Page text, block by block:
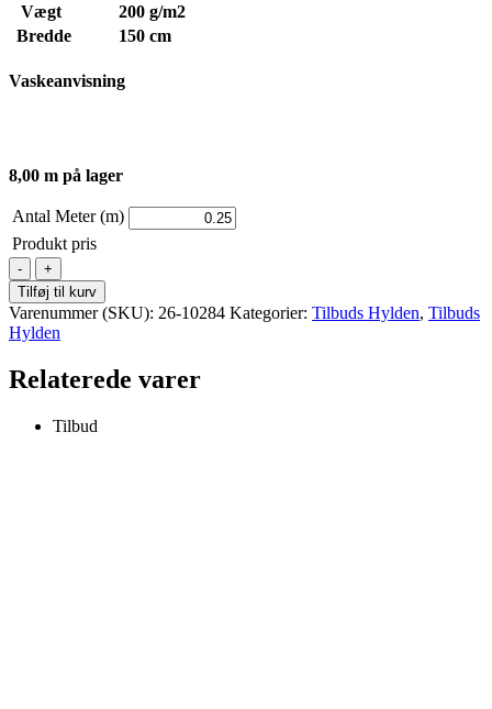
Vægt
200 g/m2
Bredde
150 cm
Vaskeanvisning
8,00 m på lager
Antal Meter (m)
Produkt pris
Jersey
-
Tryk
-
Påfugle
blå
antal
Tilføj til kurv
Varenummer (SKU): 26-10284 Kategorier: Tilbuds Hylden, Tilbuds
Hylden
Relaterede varer
Tilbud